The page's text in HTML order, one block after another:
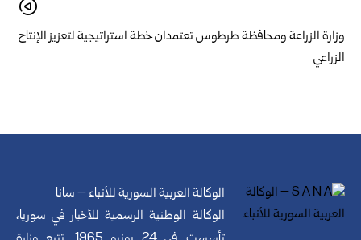
وزارة الزراعة ومحافظة طرطوس تعتمدان خطة استراتيجية لتعزيز الإنتاج
الزراعي
الوكالة العربية السورية للأنباء – سانا
الوكالة الوطنية الرسمية للأخبار في سوريا،